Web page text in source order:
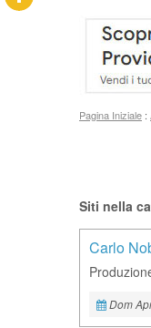
Pagina Iniziale :
Siti nella
Carlo
Dom